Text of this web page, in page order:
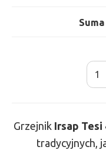
Suma
ilość
Grzejnik Irsap Tesi
tradycyjnych,